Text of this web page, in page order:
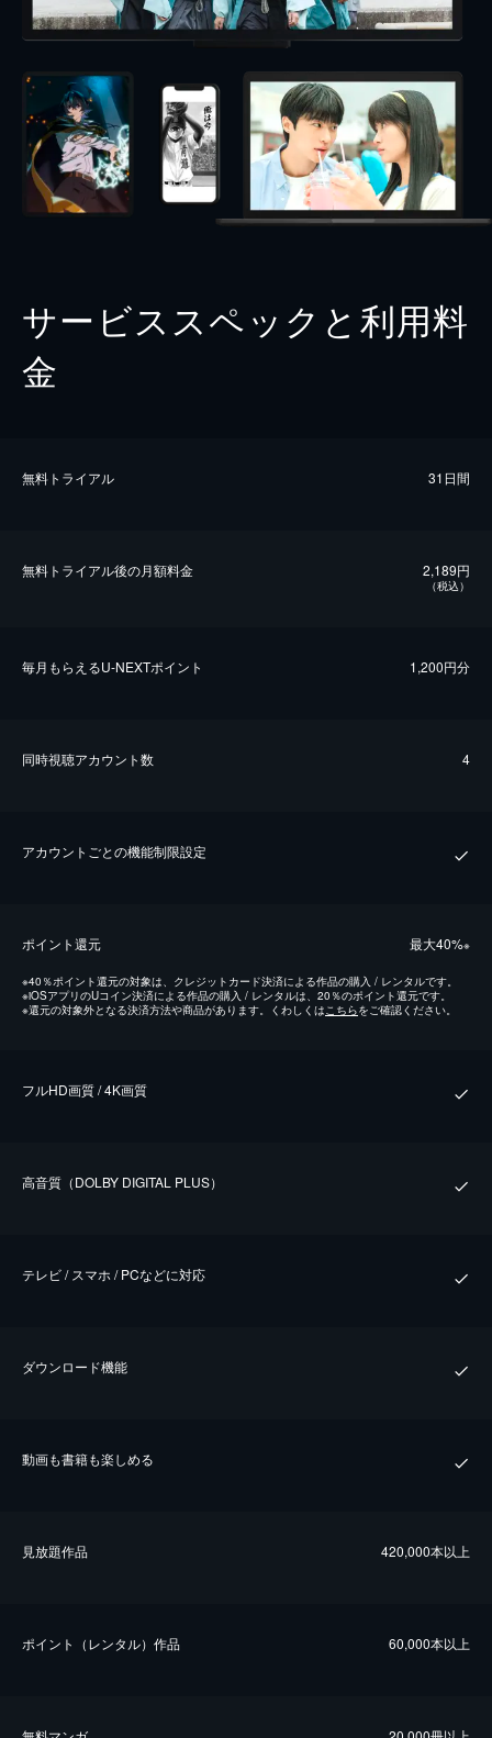
サービススペックと利用料
金
無料トライアル 31日間
無料トライアル後の⽉額料金 2,189円
（税込）
毎⽉もらえるU-NEXTポイント 1,200円分
同時視聴アカウント数 4
アカウントごとの機能制限設定
ポイント還元 最⼤40%※
※40％ポイント還元の対象は、クレジットカード決済による作品の購入 / レンタルです。
※iOSアプリのUコイン決済による作品の購入 / レンタルは、20％のポイント還元です。
※還元の対象外となる決済方法や商品があります。くわしくは こちらをご確認ください。
フルHD画質 / 4K画質
⾼⾳質（DOLBY DIGITAL PLUS）
テレビ / スマホ / PCなどに対応
ダウンロード機能
動画も書籍も楽しめる
⾒放題作品 420,000本以上
ポイント（レンタル）作品 60,000本以上